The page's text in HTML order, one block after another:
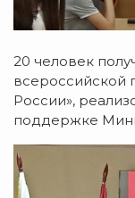
20 человек
России»,
поддержке